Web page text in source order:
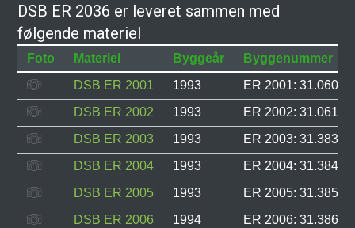
DSB ER 2036 er leveret sammen med
følgende materiel
Foto Materiel Byggeår
Byggenummer
DSB ER 2001
1993
ER 2001: 31.060,
DSB ER 2002
1993
ER 2002: 31.061,
DSB ER 2003
1993
ER 2003: 31.383,
DSB ER 2004
1993
ER 2004: 31.384,
DSB ER 2005
1993
ER 2005: 31.385,
DSB ER 2006
1994
ER 2006: 31.386,